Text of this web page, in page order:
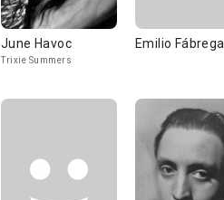
June Havoc
Trixie Summers
Emilio